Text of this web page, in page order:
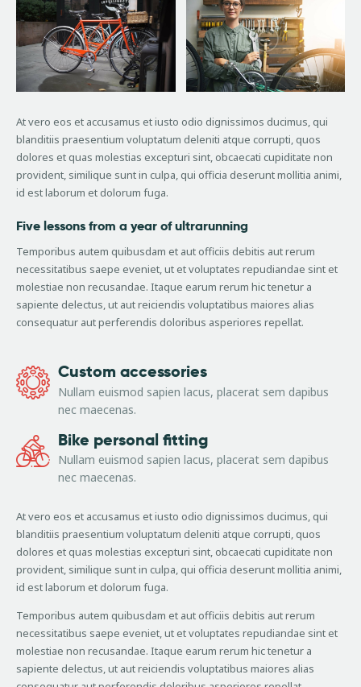
At vero eos et accusamus et iusto odio dignissimos ducimus, qui
blanditiis praesentium voluptatum deleniti atque corrupti, quos
dolores et quas molestias excepturi sint, obcaecati cupiditate non
provident, similique sunt in culpa, qui officia deserunt mollitia animi,
id est laborum et dolorum fuga.
Five lessons from a year of ultrarunning
Temporibus autem quibusdam et aut officiis debitis aut rerum
necessitatibus saepe eveniet, ut et voluptates repudiandae sint et
molestiae non recusandae. Itaque earum rerum hic tenetur a
sapiente delectus, ut aut reiciendis voluptatibus maiores alias
consequatur aut perferendis doloribus asperiores repellat.
Custom accessories
Nullam euismod sapien lacus, placerat sem dapibus
nec maecenas.
Bike personal fitting
Nullam euismod sapien lacus, placerat sem dapibus
nec maecenas.
At vero eos et accusamus et iusto odio dignissimos ducimus, qui
blanditiis praesentium voluptatum deleniti atque corrupti, quos
dolores et quas molestias excepturi sint, obcaecati cupiditate non
provident, similique sunt in culpa, qui officia deserunt mollitia animi,
id est laborum et dolorum fuga.
Temporibus autem quibusdam et aut officiis debitis aut rerum
necessitatibus saepe eveniet, ut et voluptates repudiandae sint et
molestiae non recusandae. Itaque earum rerum hic tenetur a
sapiente delectus, ut aut reiciendis voluptatibus maiores alias